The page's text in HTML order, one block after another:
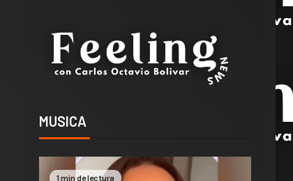
MUSICA
1 min de lectura